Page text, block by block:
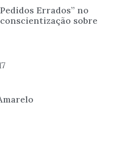
Errados” no
sobre